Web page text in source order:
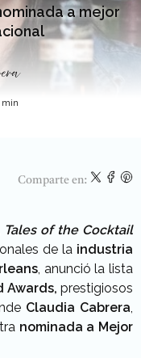
a mejor
Comparte en:
Tales of the Cocktail
de la industria
, anunció la lista
Awards, prestigiosos
Claudia Cabrera
nominada a Mejor